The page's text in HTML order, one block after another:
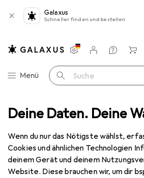
Deine Daten. Deine
Wenn du nur das Nötigste wählst,
Cookies und ähnlichen Technologien
deinem Gerät und deinem
Website. Diese brauchen wir, um dir
Galaxus
Schneller finden und bestellen
Navigation nach Kategorien
Menü Suche
Einstellungen
Kundenkonto
Vergleichslisten
Merklisten
Warenkorb
Bürobedarf Ordnen +
Ordner Zubehör
Produkte Forum